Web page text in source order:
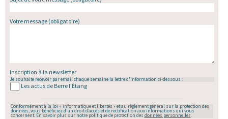
Votre message(obligatoire)
Inscription à la newsletter
Je souhaite recevoir par email chaque semaine la lettre d'information ci-dessous :
Les actus de Berre l’Étang
Conformément à la loi « informatique et libertés » et au règlement général sur la protection des
données, vous bénéficiez d’un droit d’accès et de rectification aux informations qui vous
concernent. En savoir plus sur notre politique de protection des données personnelles.